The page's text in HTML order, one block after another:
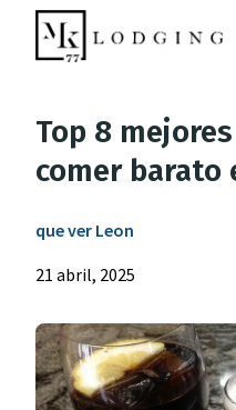
Top 8
comer barato
que ver Leon
21 abril, 2025